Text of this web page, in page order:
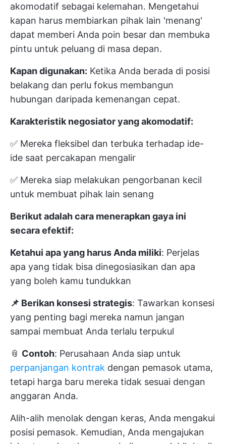
akomodatif sebagai kelemahan. Mengetahui
kapan harus membiarkan pihak lain 'menang'
dapat memberi Anda poin besar dan membuka
pintu untuk peluang di masa depan.
Kapan digunakan: Ketika Anda berada di posisi
belakang dan perlu fokus membangun
hubungan daripada kemenangan cepat.
Karakteristik negosiator yang akomodatif:
✅ Mereka fleksibel dan terbuka terhadap ide-
ide saat percakapan mengalir
✅ Mereka siap melakukan pengorbanan kecil
untuk membuat pihak lain senang
Berikut adalah cara menerapkan gaya ini
secara efektif:
Ketahui apa yang harus Anda miliki: Perjelas
apa yang tidak bisa dinegosiasikan dan apa
yang boleh kamu tundukkan
📌 Berikan konsesi strategis: Tawarkan konsesi
yang penting bagi mereka namun jangan
sampai membuat Anda terlalu terpukul
📎 Contoh: Perusahaan Anda siap untuk
perpanjangan kontrak dengan pemasok utama,
tetapi harga baru mereka tidak sesuai dengan
anggaran Anda.
Alih-alih menolak dengan keras, Anda mengakui
posisi pemasok. Kemudian, Anda mengajukan